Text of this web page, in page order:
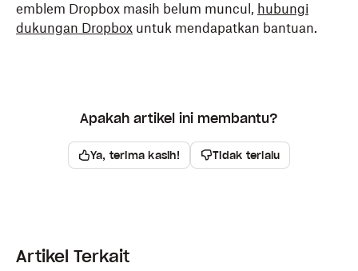
emblem Dropbox masih belum muncul, hubungi
dukungan Dropbox untuk mendapatkan bantuan.
Apakah artikel ini membantu?
Ya, terima kasih! Tidak terlalu
Artikel Terkait